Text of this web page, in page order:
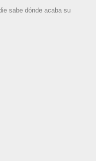
sabe dónde acaba su